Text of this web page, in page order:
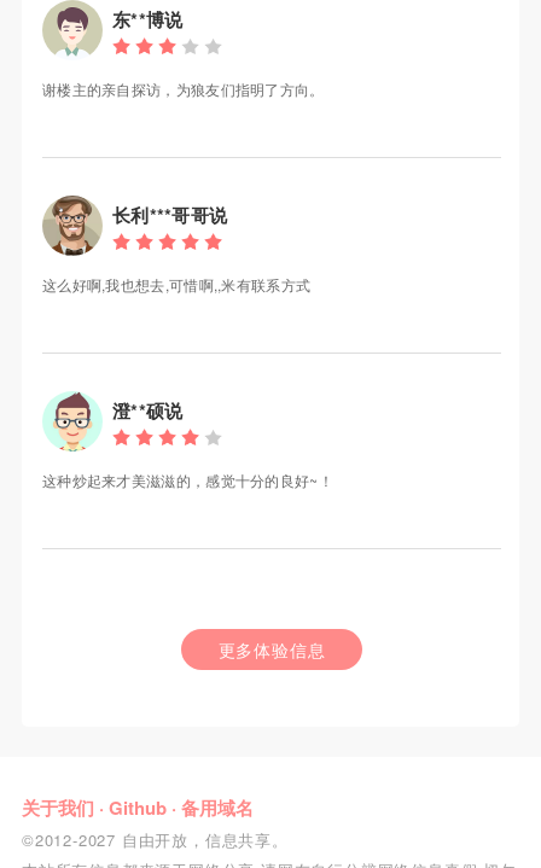
东**博说
谢楼主的亲自探访，为狼友们指明了方向。
长利***哥哥说
这么好啊,我也想去,可惜啊,,米有联系方式
澄**硕说
这种炒起来才美滋滋的，感觉十分的良好~！
更多体验信息
关于我们 · Github· 备用域名
©2012-2027 自由开放，信息共享。